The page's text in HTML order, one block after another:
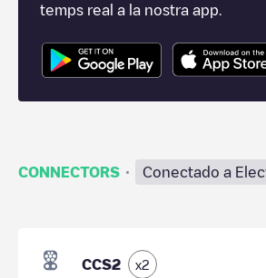
temps real a la nostra app.
CONNECTORS · Conectado a
CCS2 x2